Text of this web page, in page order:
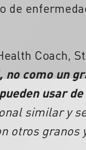
de
Coach,
no como un
usar
similar y
otros granos